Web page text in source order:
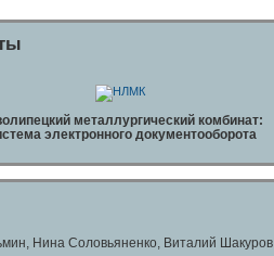
металлургический комбинат:
электронного документооборота
Нина Соловьяненко, Виталий Шакуров